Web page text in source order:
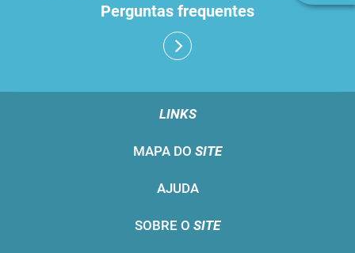
Perguntas frequentes
LINKS
MAPA DO SITE
AJUDA
SOBRE O SITE